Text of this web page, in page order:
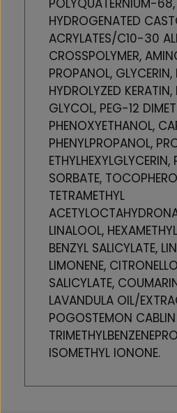
POLYQUATERNIUM-
HYDROGENATED
ACRYLATES/C10-30
CROSSPOLYMER,
PROPANOL, GLYCERIN,
HYDROLYZED KERATIN,
GLYCOL, PEG-12
PHENOXYETHANOL,
PHENYLPROPANOL,
SORBATE,
TETRAMETHYL
LINALOOL,
BENZYL SALICYLATE,
LIMONENE,
SALICYLATE,
LAVANDULA OIL/
POGOSTEMON
ISOMETHYL IONONE.